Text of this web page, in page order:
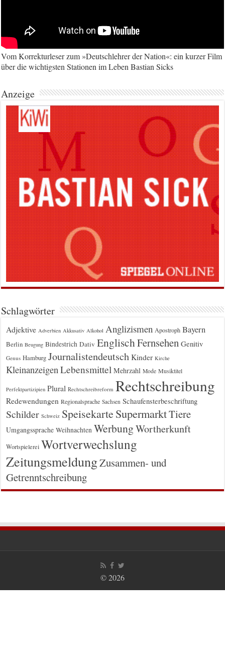
Vom Korrekturleser zum »Deutschlehrer der Nation«: ein kurzer Film
über die wichtigsten Stationen im Leben Bastian Sicks
Anzeige
Schlagwörter
Adjektive Adverbien Akkusativ Alkohol Anglizismen Apostroph Bayern
Berlin Beugung Bindestrich Dativ EnglischFernsehen Genitiv
Genus Hamburg Journalistendeutsch Kinder Kirche
Kleinanzeigen Lebensmittel Mehrzahl Mode Musiktitel
Perfektpartizipien Plural Rechtschreibreform Rechtschreibung
Redewendungen Regionalsprache Sachsen Schaufensterbeschriftung
Schilder Schweiz Speisekarte SupermarktTiere
Umgangssprache Weihnachten WerbungWortherkunft
Wortspielerei Wortverwechslung
ZeitungsmeldungZusammen- und
Getrenntschreibung
© 2026